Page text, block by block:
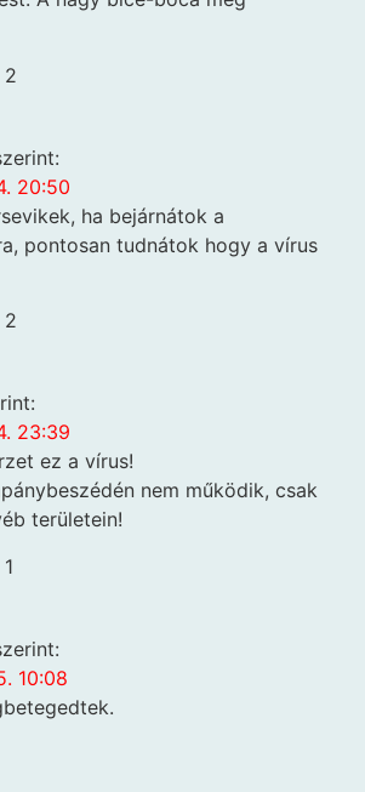
2
20:50
ha bejárnátok a
pontosan tudnátok hogy a vírus
2
23:39
ez a vírus!
nem működik, csak
területein!
1
10:08